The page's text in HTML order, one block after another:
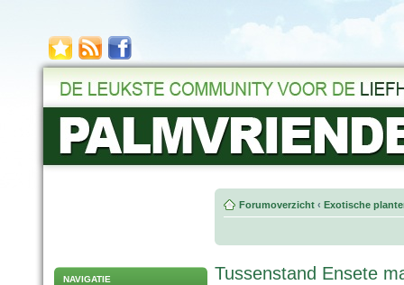
NAVIGATIE
Forumoverzicht ‹ Exotische
Tussenstand Ensete